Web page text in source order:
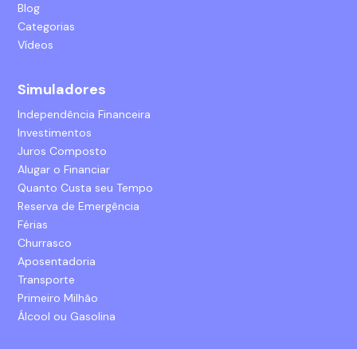
Blog
Categorias
Vídeos
Simuladores
Independência Financeira
Investimentos
Juros Composto
Alugar o Financiar
Quanto Custa seu Tempo
Reserva de Emergência
Férias
Churrasco
Aposentadoria
Transporte
Primeiro Milhão
Álcool ou Gasolina